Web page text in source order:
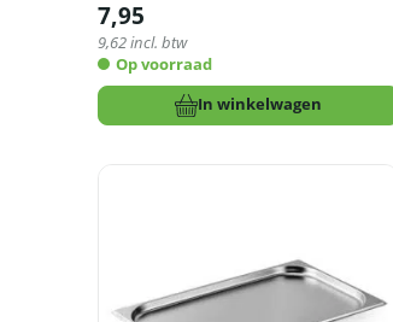
7,95
9,62incl. btw
Op voorraad
In winkelwagen